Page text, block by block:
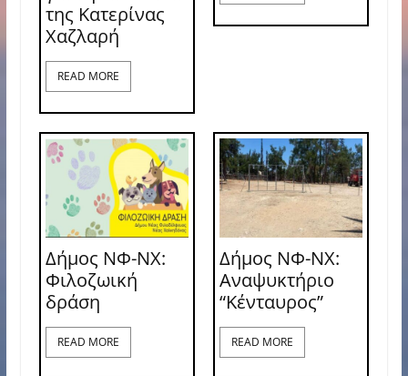
της Κατερίνας
Χαζλαρή
READ MORE
Δήμος ΝΦ-ΝΧ:
Φιλοζωική
δράση
READ MORE
Δήμος ΝΦ-ΝΧ:
Αναψυκτήριο
“Κένταυρος”
READ MORE